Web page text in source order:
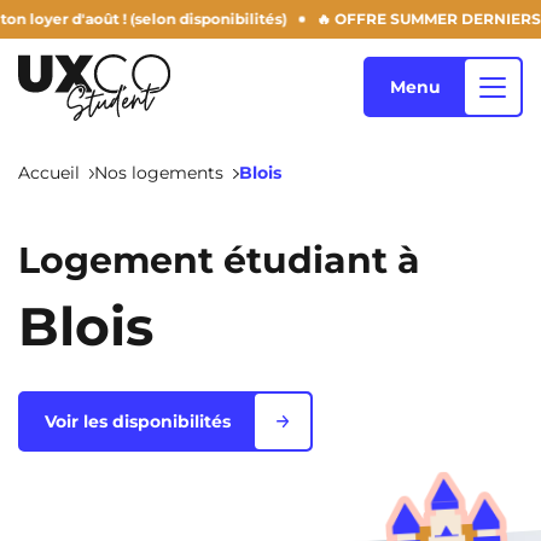
d'août ! (selon disponibilités) 🔥 OFFRE SUMMER DERNIERS
Annemasse
Bezons NEW! Blois
Boulogne-Billancourt
Qui sommes-nous ?
Blog
Menu
Accueil Nos logements Blois
Logement étudiant à
Blois
Voir les disponibilités